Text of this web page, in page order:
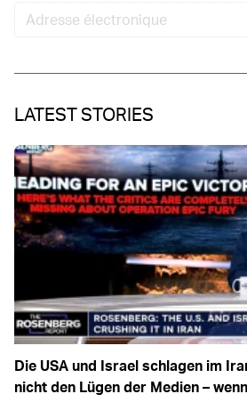
LATEST STORIES
Die USA und Israel schlagen im
nicht den Lügen der Medien –